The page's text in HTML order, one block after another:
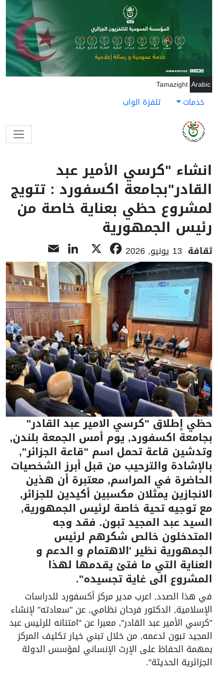
تجاوز إلى المحتوى الرئيسي
Arabic
Tamazight
خدمات تلفزة الواب
انشاء "كرسي الأمير عبد
القادر"بجامعة اكسفورد : تتويج
لمشروع حظي بعناية خاصة من
رئيس الجمهورية
ثقافة 13 يونيو, 2026 Facebook
LinkedIn
حظي إطلاق "كرسي الامير عبد القادر"
بجامعة اكسفورد, يوم أمس الجمعة بلندن,
وتدشين قاعة تحمل اسم "قاعة الجزائر",
بالإشادة والترحيب من قبل أبرز الشخصيات
الحاضرة في المراسم, معتبرة أن هذين
الانجازين يمثلان مكسبين أكيدين للجزائر,
مع توجيه تحية خاصة لرئيس الجمهورية,
السيد عبد المجيد تبون. فقد وجه
المتدخلون خالص شكرهم لرئيس
الجمهورية نظير 'الاهتمام و الدعم و
العناية التي ما فتئ يقدمها لهذا
المشروع الى غاية تجسيده".
في هذا الصدد, اعرب مدير مركز أكسفورد للدراسات
الإسلامية, الدكتور فرحان نظامي, عن "سعادته" لإنشاء
"كرسي الأمير عبد القادر", معبرا عن "امتنانه للرئيس عبد
المجيد تبون لدعمه, من خلال تبني خيار تكليف المركز
بمهمة الحفاظ على الإرث الإنساني لمؤسس الدولة
الجزائرية الحديثة".